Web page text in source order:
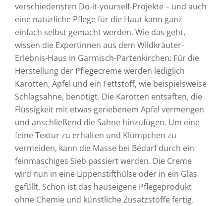
verschiedensten Do-it-yourself-Projekte – und auch
eine natürliche Pflege für die Haut kann ganz
einfach selbst gemacht werden. Wie das geht,
wissen die Expertinnen aus dem Wildkräuter-
Erlebnis-Haus in Garmisch-Partenkirchen: Für die
Herstellung der Pflegecreme werden lediglich
Karotten, Äpfel und ein Fettstoff, wie beispielsweise
Schlagsahne, benötigt. Die Karotten entsaften, die
Flüssigkeit mit etwas geriebenem Apfel vermengen
und anschließend die Sahne hinzufügen. Um eine
feine Textur zu erhalten und Klümpchen zu
vermeiden, kann die Masse bei Bedarf durch ein
feinmaschiges Sieb passiert werden. Die Creme
wird nun in eine Lippenstifthülse oder in ein Glas
gefüllt. Schon ist das hauseigene Pflegeprodukt
ohne Chemie und künstliche Zusatzstoffe fertig.